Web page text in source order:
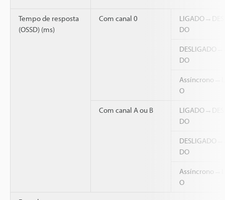
Tempo de resposta
(OSSD) (ms)
Com canal 0
DO
DO
O
Com canal A ou B
DO
DO
O